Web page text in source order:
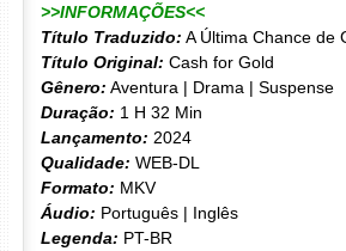
>>INFORMAÇÕES<<
Título Traduzido: A Última Chance de
Título Original: Cash for Gold
Gênero: Aventura | Drama | Suspense
Duração: 1 H 32 Min
Lançamento: 2024
Qualidade: WEB-DL
Formato: MKV
Áudio: Português | Inglês
Legenda: PT-BR